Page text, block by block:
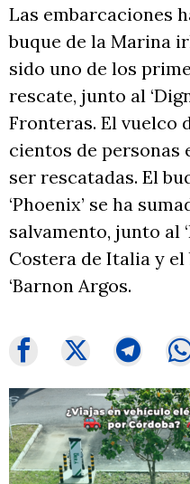
Las embarcaciones
buque de la Marina
sido uno de los
rescate, junto al
Fronteras. El vuelco
cientos de personas
ser rescatadas. El
‘Phoenix’ se ha
salvamento, junto al
Costera de Italia y
‘Barnon Argos.